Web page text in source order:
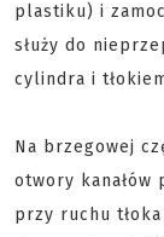
plastiku) i
służy do
cylindra i
Na brzegowej
otwory
przy ruchu